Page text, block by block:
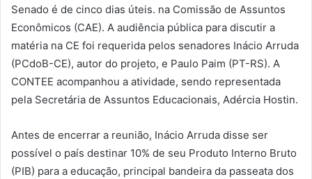
Senado é de cinco dias úteis. na Comissão de Assuntos
Econômicos (CAE). A audiência pública para discutir a
matéria na CE foi requerida pelos senadores Inácio Arruda
(PCdoB-CE), autor do projeto, e Paulo Paim (PT-RS). A
CONTEE acompanhou a atividade, sendo representada
pela Secretária de Assuntos Educacionais, Adércia Hostin.
Antes de encerrar a reunião, Inácio Arruda disse ser
possível o país destinar 10% de seu Produto Interno Bruto
(PIB) para a educação, principal bandeira da passeata dos